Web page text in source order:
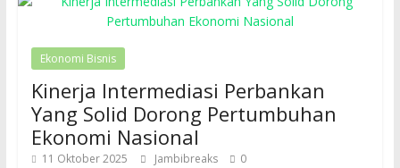
Ekonomi Bisnis
Kinerja Intermediasi Perbankan
Yang Solid Dorong Pertumbuhan
Ekonomi Nasional
11 Oktober 2025 Jambibreaks 0